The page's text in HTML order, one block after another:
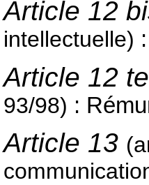
Article 12
intellectuelle)
Article 12
93/98) :
Article 13